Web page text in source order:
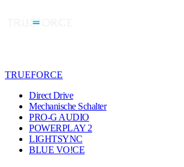
TRUEFORCE
Direct Drive
Mechanische Schalter
PRO-G AUDIO
POWERPLAY 2
LIGHTSYNC
BLUE VO!CE